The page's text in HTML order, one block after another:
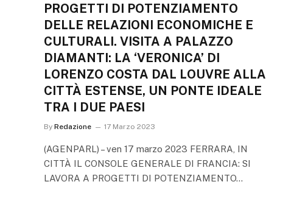
PROGETTI DI POTENZIAMENTO
DELLE RELAZIONI ECONOMICHE E
CULTURALI. VISITA A PALAZZO
DIAMANTI: LA ‘VERONICA’ DI
LORENZO COSTA DAL LOUVRE ALLA
CITTÀ ESTENSE, UN PONTE IDEALE
TRA I DUE PAESI
By Redazione 17 Marzo 2023
(AGENPARL) – ven 17 marzo 2023 FERRARA, IN
CITTÀ IL CONSOLE GENERALE DI FRANCIA: SI
LAVORA A PROGETTI DI POTENZIAMENTO…